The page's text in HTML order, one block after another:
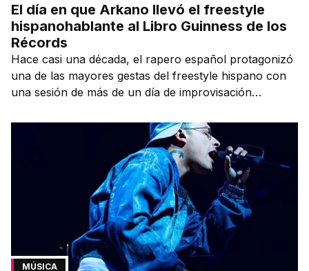
El día en que Arkano llevó el freestyle
hispanohablante al Libro Guinness de los
Récords
Hace casi una década, el rapero español protagonizó
una de las mayores gestas del freestyle hispano con
una sesión de más de un día de improvisación
MÚSICA